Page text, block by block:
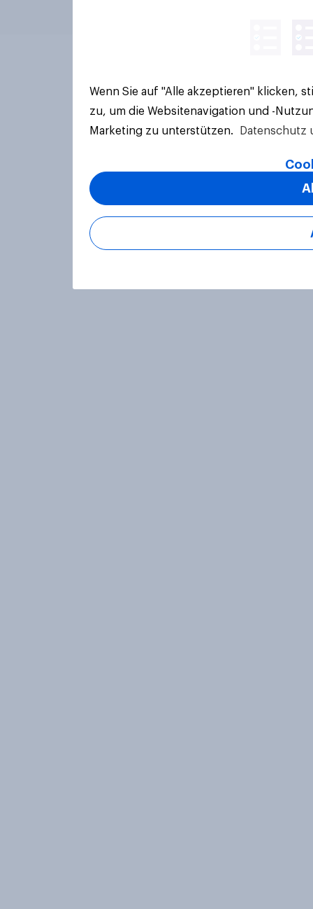
Wenn Sie auf "Alle akzeptieren" klicken,
zu, um die Websitenavigation und -
Marketing zu unterstützen.
Datenschutz